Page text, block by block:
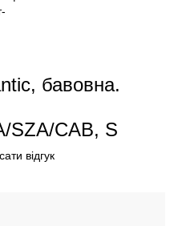
бавовна.
SZA/CAB, S
відгук